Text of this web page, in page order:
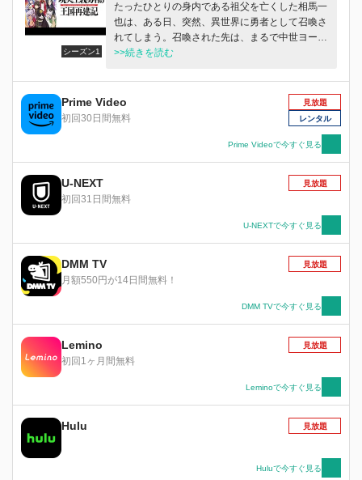
シーズン1
たったひとりの身内である祖父を亡くした相馬一
也は、ある日、突然、異世界に勇者として召喚さ
れてしまう。召喚された先は、まるで中世ヨーロ
ッパのようなエルフリーデン王国であった。勇者
前の合理的精神と現代知識から、次々と新しい政
策を打ち出し、傾きかけていた王国の財政政治体
制を立て直していく。 ソーマと共に歩むのは、
エルフリーデン王国の王女リーシア、王国一の武
を誇るダークエルフのアイーシャ、怜悧な頭脳を
持つハクヤ、大食いのポンチョ、歌姫のジュナ、
動物と意思疎通できる少女トモエなど、多才で個
性的な仲間たち。 現代知識で窮地の王国を再生
する異世界内政ファンタジー、『現実主義勇者の
王国再建記』。いよいよ開幕！
>>続きを読む
Prime Video
初回30日間無料
見放題
レンタル
Prime Videoで今すぐ見る
U-NEXT
初回31日間無料
見放題
U-NEXTで今すぐ見る
DMM TV
月額550円が14日間無料！
見放題
DMM TVで今すぐ見る
Lemino
初回1ヶ月間無料
見放題
Leminoで今すぐ見る
Hulu 見放題
Huluで今すぐ見る